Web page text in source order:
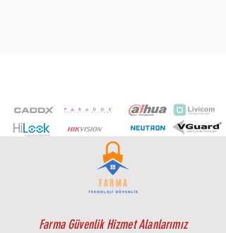
Farma Güvenlik Hizmet Alanlarımız